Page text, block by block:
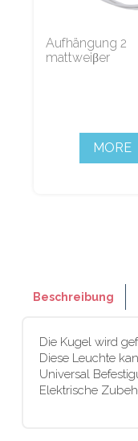
Aufhängung 2
mattweiβer
MORE
Beschreibung
Die Kugel wird
Diese Leuchte
Universal
Elektrische